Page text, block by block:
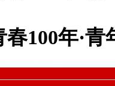
春100年·